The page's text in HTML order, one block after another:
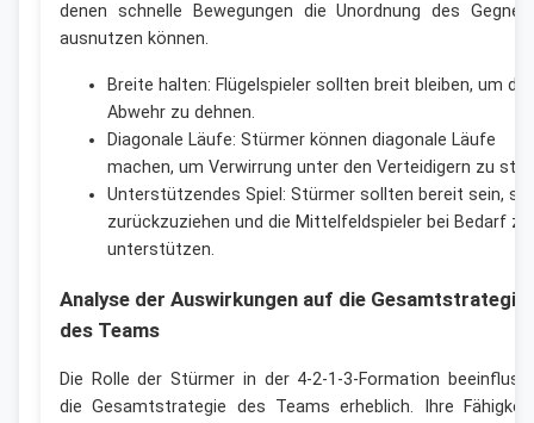
denen schnelle Bewegungen die Unordnung des
ausnutzen können.
Breite halten: Flügelspieler sollten breit bleiben, um die
Abwehr zu dehnen.
Diagonale Läufe: Stürmer können diagonale Läufe
machen, um Verwirrung unter den Verteidigern zu
Unterstützendes Spiel: Stürmer sollten bereit sein,
zurückzuziehen und die Mittelfeldspieler bei Bedarf zu
unterstützen.
Analyse der Auswirkungen auf die Gesamtstrategie
des Teams
Die Rolle der Stürmer in der 4-2-1-3-Formation
die Gesamtstrategie des Teams erheblich. Ihre